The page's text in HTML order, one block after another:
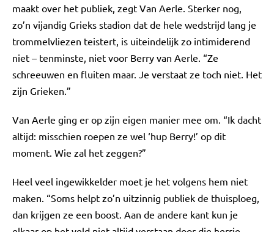
maakt over het publiek, zegt Van Aerle. Sterker nog,
zo’n vijandig Grieks stadion dat de hele wedstrijd lang je
trommelvliezen teistert, is uiteindelijk zo intimiderend
niet – tenminste, niet voor Berry van Aerle. “Ze
schreeuwen en fluiten maar. Je verstaat ze toch niet. Het
zijn Grieken.”
Van Aerle ging er op zijn eigen manier mee om. “Ik dacht
altijd: misschien roepen ze wel ‘hup Berry!’ op dit
moment. Wie zal het zeggen?”
Heel veel ingewikkelder moet je het volgens hem niet
maken. “Soms helpt zo’n uitzinnig publiek de thuisploeg,
dan krijgen ze een boost. Aan de andere kant kun je